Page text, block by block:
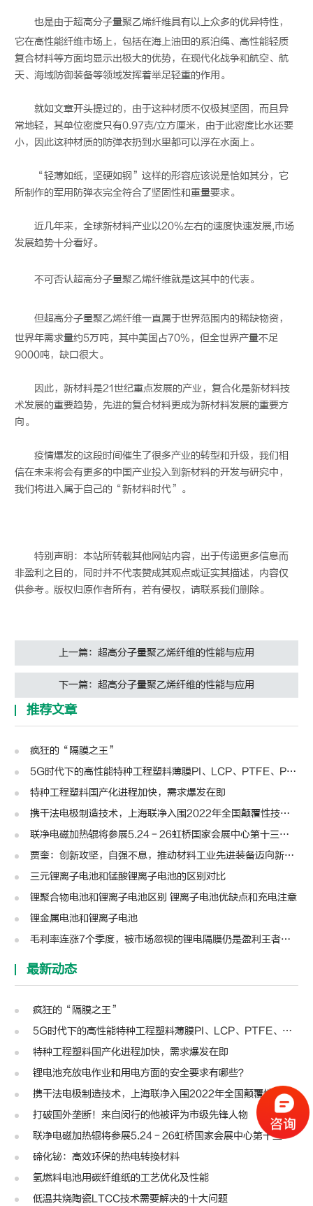
也是由于超高分子量聚乙烯纤维具有以上众多的优异特性，
它在高性能纤维市场上，包括在海上油田的系泊绳、高性能轻质
复合材料等方面均显示出极大的优势，在现代化战争和航空、航
天、海域防御装备等领域发挥着举足轻重的作用。
就如文章开头提过的，由于这种材质不仅极其坚固，而且异
常地轻，其单位密度只有0.97克/立方厘米，由于此密度比水还要
小，因此这种材质的防弹衣扔到水里都可以浮在水面上。
“轻薄如纸，坚硬如钢”这样的形容应该说是恰如其分，它
所制作的军用防弹衣完全符合了坚固性和重量要求。
近几年来，全球新材料产业以20%左右的速度快速发展,市场
发展趋势十分看好。
不可否认超高分子量聚乙烯纤维就是这其中的代表。
但超高分子量聚乙烯纤维一直属于世界范围内的稀缺物资，
世界年需求量约5万吨，其中美国占70%，但全世界产量不足
9000吨，缺口很大。
因此，新材料是21世纪重点发展的产业，复合化是新材料技
术发展的重要趋势，先进的复合材料更成为新材料发展的重要方
向。
疫情爆发的这段时间催生了很多产业的转型和升级，我们相
信在未来将会有更多的中国产业投入到新材料的开发与研究中，
我们将进入属于自己的“新材料时代”。
特别声明：本站所转载其他网站内容，出于传递更多信息而
非盈利之目的，同时并不代表赞成其观点或证实其描述，内容仅
供参考。版权归原作者所有，若有侵权，请联系我们删除。
上一篇：超高分子量聚乙烯纤维的性能与应用
下一篇：超高分子量聚乙烯纤维的性能与应用
推荐文章
疯狂的“隔膜之王”
5G时代下的高性能特种工程塑料薄膜PI、LCP、PTFE、PPS、PEEK、PEN
特种工程塑料国产化进程加快，需求爆发在即
携干法电极制造技术，上海联净入围2022年全国颠覆性技术创新大赛
联净电磁加热辊将参展5.24－26虹桥国家会展中心第十三届模切展
贾奎：创新攻坚，自强不息，推动材料工业先进装备迈向新高度 | 高转先锋人物
三元锂离子电池和锰酸锂离子电池的区别对比
锂聚合物电池和锂离子电池区别 锂离子电池优缺点和充电注意
锂金属电池和锂离子电池
毛利率连涨7个季度，被市场忽视的锂电隔膜仍是盈利王者？| 见智研究
最新动态
疯狂的“隔膜之王”
5G时代下的高性能特种工程塑料薄膜PI、LCP、PTFE、PPS、PEEK、PEN
特种工程塑料国产化进程加快，需求爆发在即
锂电池充放电作业和用电方面的安全要求有哪些？
携干法电极制造技术，上海联净入围2022年全国颠覆性技术创新大赛
打破国外垄断！来自闵行的他被评为市级先锋人物
联净电磁加热辊将参展5.24－26虹桥国家会展中心第十三届模切展
碲化铋：高效环保的热电转换材料
氢燃料电池用碳纤维纸的工艺优化及性能
低温共烧陶瓷LTCC技术需要解决的十大问题